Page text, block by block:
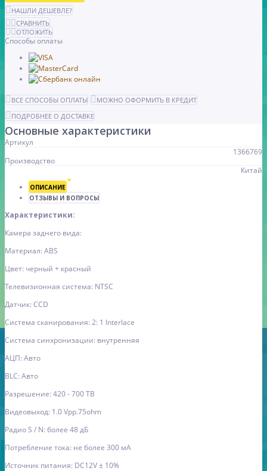
НАШЛИ ДЕШЕВЛЕ?
СРАВНИТЬ
ОТЛОЖИТЬ
Способы оплаты
ВСЕ СПОСОБЫ ОПЛАТЫ
МОЖНО ОФОРМИТЬ В КРЕДИТ
ПОДРОБНЕЕ О ДОСТАВКЕ
Основные характеристики
Артикул
1366769
Производство
Китай
ОПИСАНИЕ
ОТЗЫВЫ И ВОПРОСЫ
Характеристики:
Камера заднего вида:
Материал: ABS
Цвет: черный + красный
Телевизионная система: NTSC
Датчик: CCD
Система сканирования: 2: 1 Interlace
Система синхронизации: внутренняя
АЦП: Авто
BLC: Авто
Разрешение: 420 - 700 ТВ
Видеовыход: 1.0 Vpp.75ohm
Радио S / N: более 48 дБ
Потребление тока: не более 300 мА
Источник питания: DC12V ± 10%